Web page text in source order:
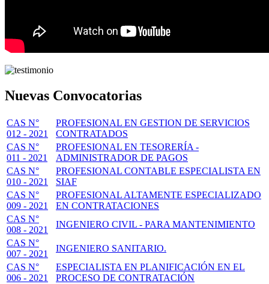
Nuevas Convocatorias
CAS N°
012 - 2021
PROFESIONAL EN GESTION DE SERVICIOS
CONTRATADOS
CAS N°
011 - 2021
PROFESIONAL EN TESORERÍA -
ADMINISTRADOR DE PAGOS
CAS N°
010 - 2021
PROFESIONAL CONTABLE ESPECIALISTA EN
SIAF
CAS N°
009 - 2021
PROFESIONAL ALTAMENTE ESPECIALIZADO
EN CONTRATACIONES
CAS N°
008 - 2021
INGENIERO CIVIL - PARA MANTENIMIENTO
CAS N°
007 - 2021
INGENIERO SANITARIO.
CAS N°
006 - 2021
ESPECIALISTA EN PLANIFICACIÓN EN EL
PROCESO DE CONTRATACIÓN